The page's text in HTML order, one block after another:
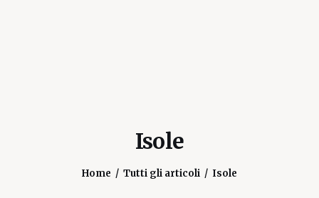
Isole
Home Tutti gli articoli Isole